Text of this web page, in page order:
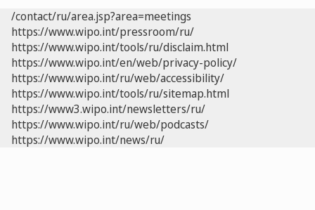
/contact/ru/area.jsp?area=meetings
https://www.wipo.int/pressroom/ru/
https://www.wipo.int/tools/ru/disclaim.html
https://www.wipo.int/en/web/privacy-policy/
https://www.wipo.int/ru/web/accessibility/
https://www.wipo.int/tools/ru/sitemap.html
https://www3.wipo.int/newsletters/ru/
https://www.wipo.int/ru/web/podcasts/
https://www.wipo.int/news/ru/